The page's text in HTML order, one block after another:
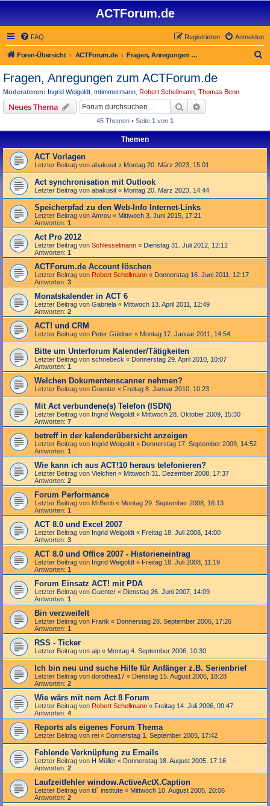
ACTForum.de
FAQ Anmelden
Registrieren
Foren-Übersicht ACTForum.de Fragen, Anregungen zum ACTForum.de
Fragen, Anregungen zum ACTForum.de
Moderatoren: Ingrid Weigoldt mtimmermann Robert Schellmann Thomas Benn
Neues Thema Suche
45 Themen • Seite 1 von 1
Themen
ACT Vorlagen
Letzter Beitrag von abakusit « Montag 20. März 2023, 15:01
Act synchronisation mit Outlook
Letzter Beitrag von abakusit « Montag 20. März 2023, 14:44
Speicherpfad zu den Web-Info Internet-Links
Letzter Beitrag von Amrou « Mittwoch 3. Juni 2015, 17:21
Antworten: 1
Act Pro 2012
Letzter Beitrag von Schlesselmann « Dienstag 31. Juli 2012, 12:12
Antworten: 1
ACTForum.de Account löschen
Letzter Beitrag von Robert Schellmann « Donnerstag 16. Juni 2011, 12:17
Antworten: 3
Monatskalender in ACT 6
Letzter Beitrag von Gabriela « Mittwoch 13. April 2011, 12:49
Antworten: 2
ACT! und CRM
Letzter Beitrag von Peter Güldner « Montag 17. Januar 2011, 14:54
Bitte um Unterforum Kalender/Tätigkeiten
Letzter Beitrag von schnebeck « Donnerstag 29. April 2010, 10:07
Antworten: 1
Welchen Dokumentenscanner nehmen?
Letzter Beitrag von Guenter « Freitag 8. Januar 2010, 10:23
Mit Act verbundene(s) Telefon (ISDN)
Letzter Beitrag von Ingrid Weigoldt « Mittwoch 28. Oktober 2009, 15:30
Antworten: 7
betreff in der kalenderübersicht anzeigen
Letzter Beitrag von Ingrid Weigoldt « Donnerstag 17. September 2009, 14:52
Antworten: 1
Wie kann ich aus ACT!10 heraus telefonieren?
Letzter Beitrag von Vielchen « Mittwoch 31. Dezember 2008, 17:37
Antworten: 2
Forum Performance
Letzter Beitrag von MrBenti « Montag 29. September 2008, 16:13
Antworten: 1
ACT 8.0 und Excel 2007
Letzter Beitrag von Ingrid Weigoldt « Freitag 18. Juli 2008, 14:00
Antworten: 3
ACT 8.0 und Office 2007 - Historieneintrag
Letzter Beitrag von Ingrid Weigoldt « Freitag 18. Juli 2008, 11:19
Antworten: 1
Forum Einsatz ACT! mit PDA
Letzter Beitrag von Guenter « Dienstag 26. Juni 2007, 14:09
Antworten: 1
Bin verzweifelt
Letzter Beitrag von Frank « Donnerstag 28. September 2006, 17:26
Antworten: 1
RSS - Ticker
Letzter Beitrag von aip « Montag 4. September 2006, 10:30
Ich bin neu und suche Hilfe für Anfänger z.B. Serienbrief
Letzter Beitrag von dorothea17 « Dienstag 15. August 2006, 18:28
Antworten: 2
Wie wärs mit nem Act 8 Forum
Letzter Beitrag von Robert Schellmann « Freitag 14. Juli 2006, 09:47
Antworten: 4
Reports als eigenes Forum Thema
Letzter Beitrag von rei « Donnerstag 1. September 2005, 17:42
Fehlende Verknüpfung zu Emails
Letzter Beitrag von H Müller « Donnerstag 18. August 2005, 17:16
Antworten: 2
Laufzeitfehler window.ActiveActX.Caption
Letzter Beitrag von id´ institute « Mittwoch 10. August 2005, 20:06
Antworten: 2